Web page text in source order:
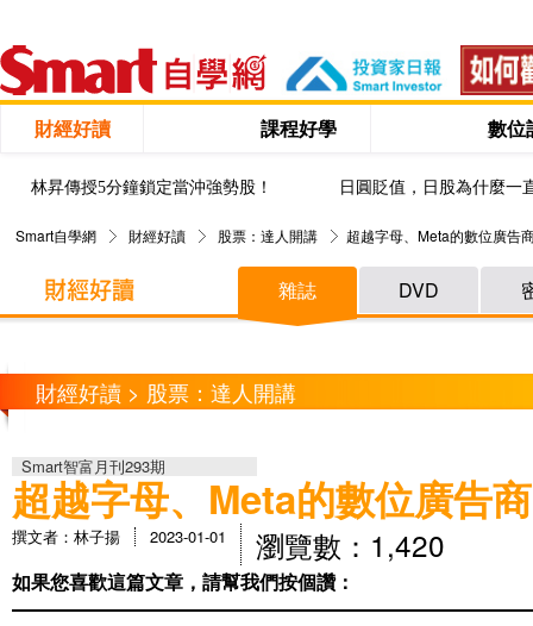
財經好讀 課程好學 數位
林昇傳授5分鐘鎖定當沖強勢股！ 日圓貶值，日股為什麼一
Smart自學網 財經好讀 股票：達人開講 超越字母、Meta的數位廣告
雜誌 DVD
財經好讀 > 股票：達人開講
Smart智富月刊293期
超越字母、Meta的數位廣告商
撰文者：林子揚 2023-01-01 瀏覽數：1,420
如果您喜歡這篇文章，請幫我們按個讚：